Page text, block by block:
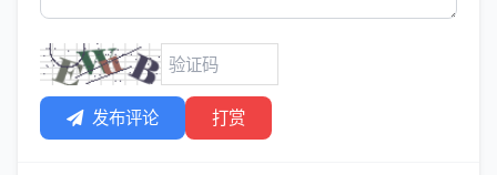
发布评论 打赏